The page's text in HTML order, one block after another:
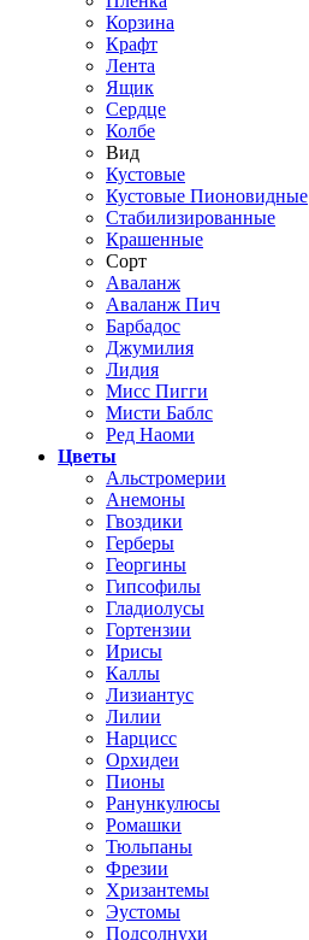
Корзина
Крафт
Лента
Ящик
Сердце
Колбе
Вид
Кустовые
Кустовые Пионовидные
Стабилизированные
Крашенные
Сорт
Аваланж
Аваланж Пич
Барбадос
Джумилия
Лидия
Мисс Пигги
Мисти Баблс
Ред Наоми
Цветы
Альстромерии
Анемоны
Гвоздики
Герберы
Георгины
Гипсофилы
Гладиолусы
Гортензии
Ирисы
Каллы
Лизиантус
Лилии
Нарцисс
Орхидеи
Пионы
Ранункулюсы
Ромашки
Тюльпаны
Фрезии
Хризантемы
Эустомы
Подсолнухи